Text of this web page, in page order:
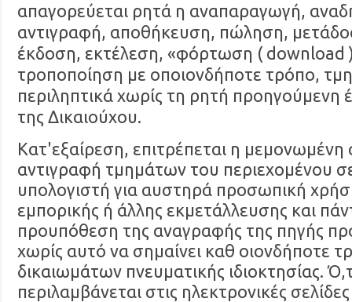
απαγορεύεται ρητά η αναπαραγωγή,
αντιγραφή, αποθήκευση, πώληση,
έκδοση, εκτέλεση, «φόρτωση ( download
τροποποίηση με οποιονδήποτε τρόπο,
περιληπτικά χωρίς τη ρητή προηγούμενη
της Δικαιούχου.
Κατ'εξαίρεση, επιτρέπεται η
αντιγραφή τμημάτων του περιεχομένου
υπολογιστή για αυστηρά προσωπική
εμπορικής ή άλλης εκμετάλλευσης και
προυπόθεση της αναγραφής της πηγής
χωρίς αυτό να σημαίνει καθ οιονδήποτε
δικαιωμάτων πνευματικής ιδιοκτησίας.
περιλαμβάνεται στις ηλεκτρονικές